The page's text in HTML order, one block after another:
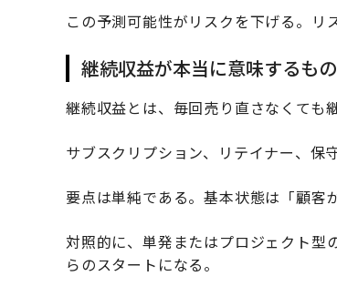
この予測可能性がリスクを下げる。リ
継続収益が本当に意味するもの
継続収益とは、毎回売り直さなくても
サブスクリプション、リテイナー、保
要点は単純である。基本状態は「顧客
対照的に、単発またはプロジェクト型
らのスタートになる。